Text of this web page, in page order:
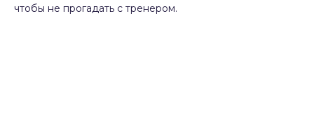
чтобы не прогадать с тренером.